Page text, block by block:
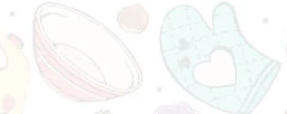
KATEGORIER I BLOGGEN